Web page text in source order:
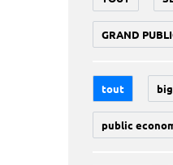
GRAND
tout
public